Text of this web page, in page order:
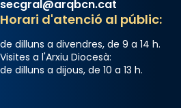
secgral@arqbcn.cat
Horari d'atenció al públic:
de dilluns a divendres, de 9 a 14 h.
Visites a l'Arxiu Diocesà:
de dilluns a dijous, de 10 a 13 h.